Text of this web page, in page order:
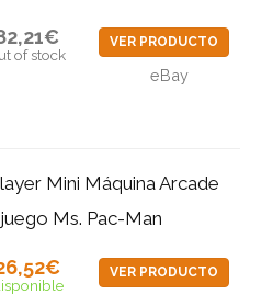
of stock
VER PRODUCTO
eBay
Mini Máquina Arcade
Ms. Pac-Man
VER PRODUCTO